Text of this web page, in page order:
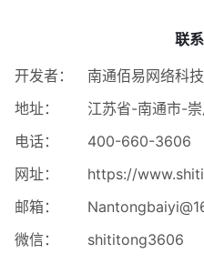
联
开发者：
南通佰易网络科
地址：
江苏省-南通市-
电话：
400-660-3606
网址：
https://
邮箱：
微信：
shititong3606